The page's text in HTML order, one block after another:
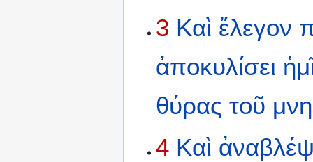
3 Καὶ ἔλεγον
ἀποκυλίσει
θύρας τοῦ
4 Καὶ